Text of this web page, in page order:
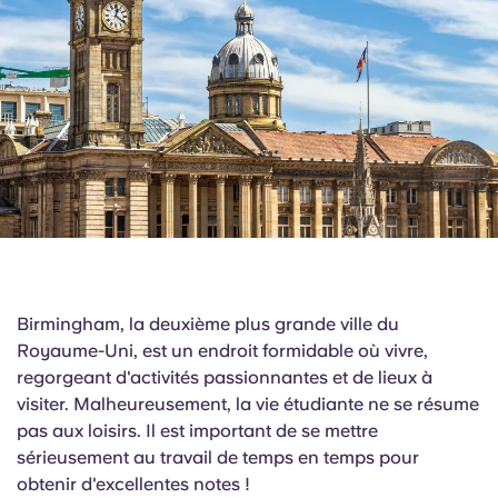
English (GB)
English (US)
Chinese
Español
Deutsch
Italian
French
Sélectionnez un pays
Sélectionnez une ville
Choisissez une résidence
Se connecter
Réservez maintenant
Birmingham, la deuxième plus grande ville du
Royaume-Uni, est un endroit formidable où vivre,
regorgeant d'activités passionnantes et de lieux à
visiter. Malheureusement, la vie étudiante ne se résume
pas aux loisirs. Il est important de se mettre
sérieusement au travail de temps en temps pour
obtenir d'excellentes notes !